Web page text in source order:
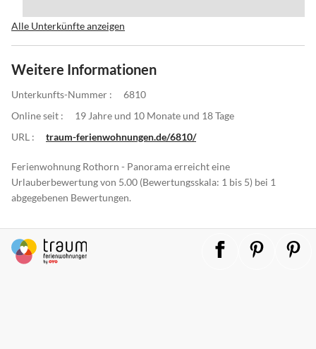
Alle Unterkünfte anzeigen
Weitere Informationen
Unterkunfts-Nummer :
6810
Online seit :
19 Jahre und 10 Monate und 18 Tage
URL :
traum-ferienwohnungen.de/6810/
Ferienwohnung Rothorn - Panorama erreicht eine
Urlauberbewertung von 5.00 (Bewertungsskala: 1 bis 5) bei 1
abgegebenen Bewertungen.